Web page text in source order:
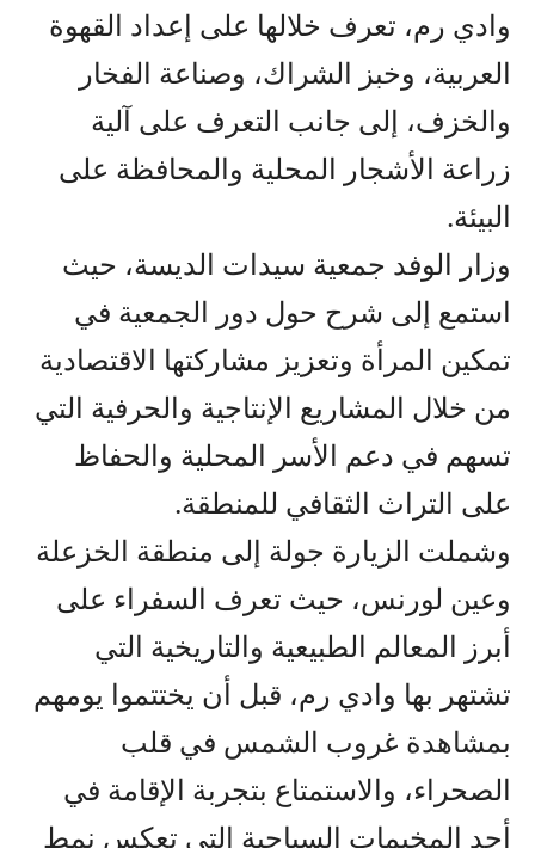
وادي رم، تعرف خلالها على إعداد القهوة
العربية، وخبز الشراك، وصناعة الفخار
والخزف، إلى جانب التعرف على آلية
زراعة الأشجار المحلية والمحافظة على
البيئة.
وزار الوفد جمعية سيدات الديسة، حيث
استمع إلى شرح حول دور الجمعية في
تمكين المرأة وتعزيز مشاركتها الاقتصادية
من خلال المشاريع الإنتاجية والحرفية التي
تسهم في دعم الأسر المحلية والحفاظ
على التراث الثقافي للمنطقة.
وشملت الزيارة جولة إلى منطقة الخزعلة
وعين لورنس، حيث تعرف السفراء على
أبرز المعالم الطبيعية والتاريخية التي
تشتهر بها وادي رم، قبل أن يختتموا يومهم
بمشاهدة غروب الشمس في قلب
الصحراء، والاستمتاع بتجربة الإقامة في
أحد المخيمات السياحية التي تعكس نمط